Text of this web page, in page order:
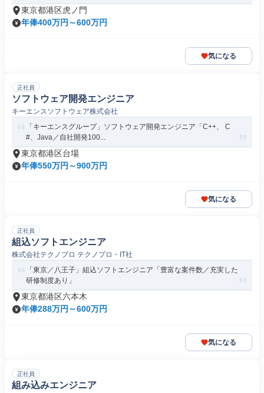
東京都港区虎ノ門
年俸400万円～600万円
気になる
正社員
ソフトウェア開発エンジニア
キーエンスソフトウェア株式会社
「キーエンスグループ」ソフトウェア開発エンジニア「C++、 C
#、Java／自社開発100...
東京都港区台場
年俸550万円～900万円
気になる
正社員
組込ソフトエンジニア
株式会社テクノプロ テクノプロ・IT社
「東京／八王子」組込ソフトエンジニア「豊富な案件数／充実した
研修制度あり」
東京都港区六本木
年俸288万円～600万円
気になる
正社員
組み込みエンジニア